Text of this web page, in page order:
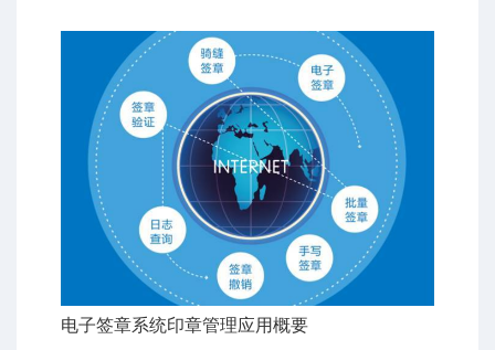
电子签章系统印章管理应用概要